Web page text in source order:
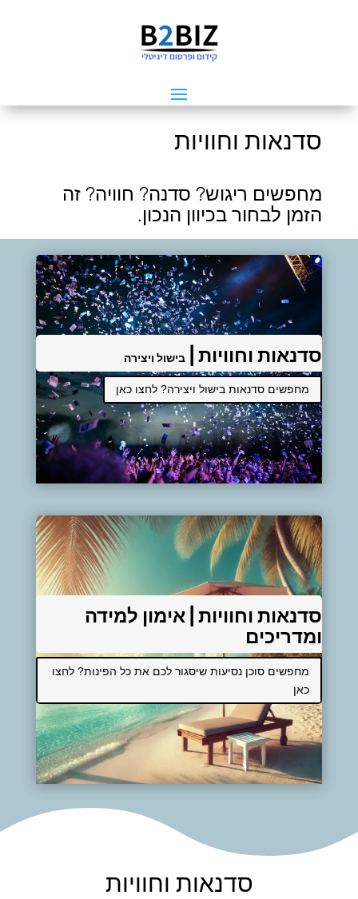
סדנאות וחוויות
מחפשים ריגוש? סדנה? חוויה? זה
הזמן לבחור בכיוון הנכון.
סדנאות וחוויות | בישול ויצירה
מחפשים סדנאות בישול ויצירה? לחצו כאן
סדנאות וחוויות | אימון למידה
ומדריכים
מחפשים סוכן נסיעות שיסגור לכם את כל הפינות? לחצו
כאן
סדנאות וחוויות